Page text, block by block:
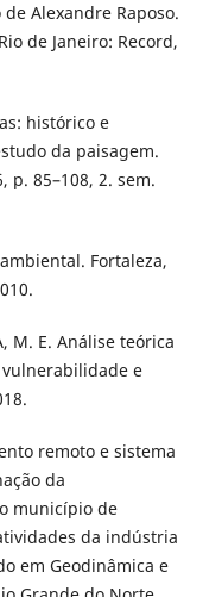
Alexandre Raposo.
de Janeiro: Record,
histórico e
da paisagem.
p. 85–108, 2. sem.
Fortaleza,
M. E. Análise teórica
e
remoto e sistema
da
município de
da indústria
em Geodinâmica e